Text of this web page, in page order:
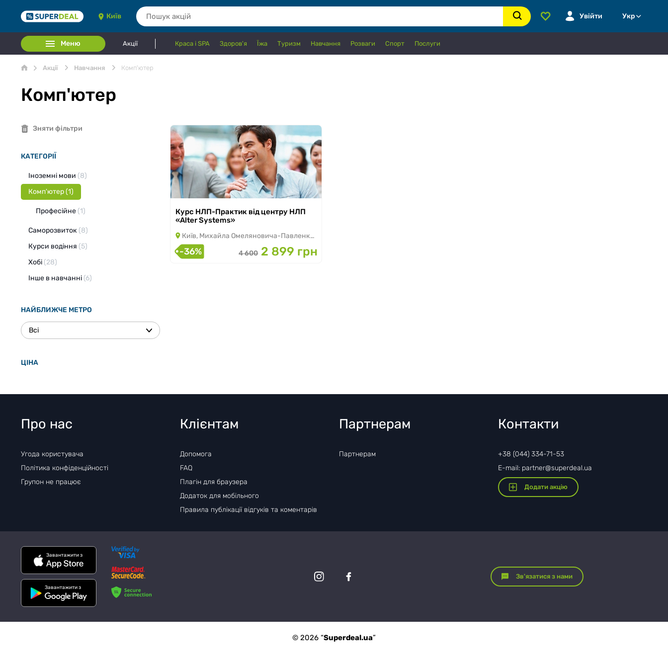
Київ Увійти Укр
Меню Акції Краса і SPA Здоров'я Їжа Туризм Навчання Розваги Спорт Послуги
Акції Навчання Комп'ютер
Комп'ютер
Зняти фільтри
КАТЕГОРІЇ
Іноземні мови (8)
Комп'ютер(1)
Професійне (1)
Саморозвиток (8)
Курси водіння (5)
Хобі (28)
Інше в навчанні (6)
НАЙБЛИЖЧЕ МЕТРО
Всі
ЦІНА
з 02.11.2022 по 30.09.2026
Курс НЛП-Практик від центру НЛП
«Alter Systems»
Київ, Михайла Омеляновича-Павленка вулиця, 18/20
-36% 4 600 2 899 грн
Про нас
Угода користувача
Політика конфіденційності
Групон не працює
Клієнтам
Допомога
FAQ
Плагін для браузера
Додаток для мобільного
Правила публікації відгуків та коментарів
Партнерам
Партнерам
Контакти
+38 (044) 334-71-53
E-mail: partner@superdeal.ua
Додати акцію
Завантажити з
Завантажити з
Зв'язатися з нами
© 2026 “Superdeal.ua”